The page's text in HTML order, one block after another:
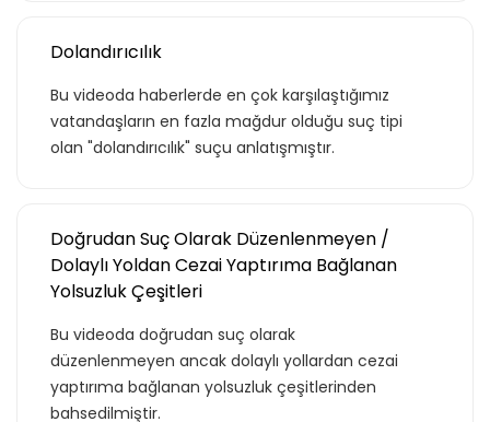
Dolandırıcılık
Bu videoda haberlerde en çok karşılaştığımız
vatandaşların en fazla mağdur olduğu suç tipi
olan "dolandırıcılık" suçu anlatışmıştır.
Doğrudan Suç Olarak Düzenlenmeyen /
Dolaylı Yoldan Cezai Yaptırıma Bağlanan
Yolsuzluk Çeşitleri
Bu videoda doğrudan suç olarak
düzenlenmeyen ancak dolaylı yollardan cezai
yaptırıma bağlanan yolsuzluk çeşitlerinden
bahsedilmiştir.
adet eğitime
ulaştın!
Teklif listende 50 adet eğitim bulunuyor. Bu
eğitimlere paket aboneliği alarak daha
avantajlı bir şekilde erişebilirsin.